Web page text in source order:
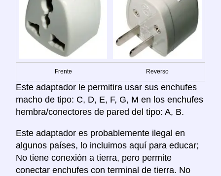
Frente Reverso
Este adaptador le permitira usar sus enchufes
macho de tipo: C, D, E, F, G, M en los enchufes
hembra/conectores de pared del tipo: A, B.
Este adaptador es probablemente ilegal en
algunos países, lo incluimos aquí para educar;
No tiene conexión a tierra, pero permite
conectar enchufes con terminal de tierra. No